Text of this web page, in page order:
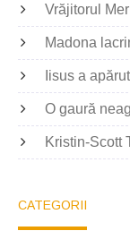
Vrăjitorul
Madona
Iisus a
O gaură
Kristin-Scott
CATEGORII